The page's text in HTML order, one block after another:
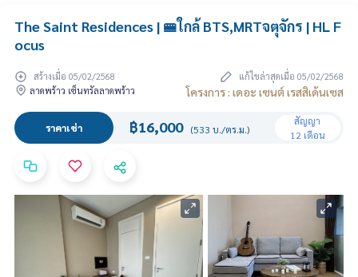
The Saint Residences | 🚝ใกล้ BTS,MRTจตุจักร | HL F
ocus
สร้างเมื่อ 05/02/2568
แก้ไขล่าสุดเมื่อ 05/02/2568
ลาดพร้าว เซ็นทรัลลาดพร้าว
โครงการ : เดอะ เซนต์ เรสสิเด้นเซส
ราคาเช่า ฿16,000 (533 บ./ตร.ม.)
สัญญา
12 เดือน